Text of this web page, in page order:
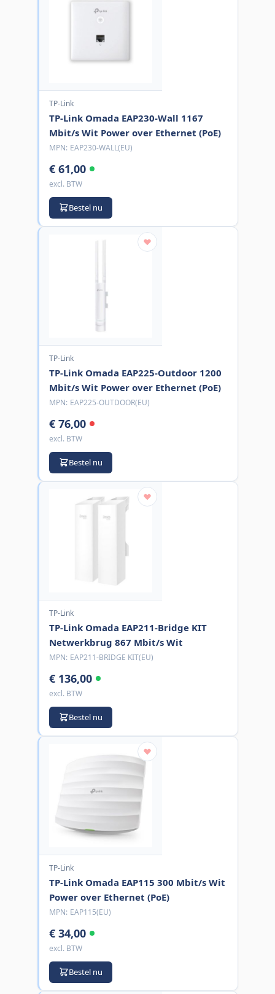
TP-Link
TP-Link Omada EAP230-Wall 1167
Mbit/s Wit Power over Ethernet (PoE)
MPN: EAP230-WALL(EU)
€ 61,00
excl. BTW
Bestel nu
TP-Link
TP-Link Omada EAP225-Outdoor 1200
Mbit/s Wit Power over Ethernet (PoE)
MPN: EAP225-OUTDOOR(EU)
€ 76,00
excl. BTW
Bestel nu
TP-Link
TP-Link Omada EAP211-Bridge KIT
Netwerkbrug 867 Mbit/s Wit
MPN: EAP211-BRIDGE KIT(EU)
€ 136,00
excl. BTW
Bestel nu
TP-Link
TP-Link Omada EAP115 300 Mbit/s Wit
Power over Ethernet (PoE)
MPN: EAP115(EU)
€ 34,00
excl. BTW
Bestel nu